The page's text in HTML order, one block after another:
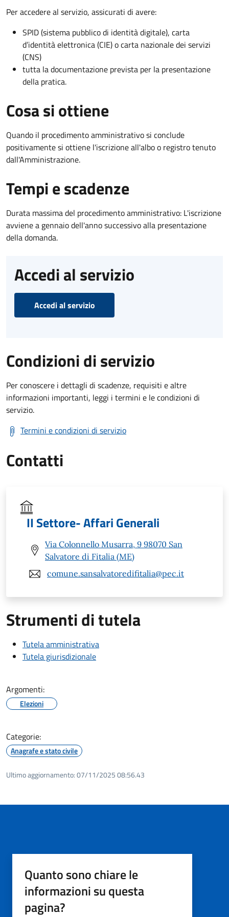
Per accedere al servizio, assicurati di avere:
SPID (sistema pubblico di identità digitale), carta
d’identità elettronica (CIE) o carta nazionale dei servizi
(CNS)
tutta la documentazione prevista per la presentazione
della pratica.
Cosa si ottiene
Quando il procedimento amministrativo si conclude
positivamente si ottiene l'iscrizione all'albo o registro tenuto
dall'Amministrazione.
Tempi e scadenze
Durata massima del procedimento amministrativo: L'iscrizione
avviene a gennaio dell'anno successivo alla presentazione
della domanda.
Accedi al servizio
Accedi al servizio
Condizioni di servizio
Per conoscere i dettagli di scadenze, requisiti e altre
informazioni importanti, leggi i termini e le condizioni di
servizio.
Termini e condizioni di servizio
Contatti
II Settore- Affari Generali
Via Colonnello Musarra, 9 98070 San
Salvatore di Fitalia (ME)
comune.sansalvatoredifitalia@pec.it
Strumenti di tutela
Tutela amministrativa
Tutela giurisdizionale
Argomenti:
Elezioni
Categorie:
Anagrafe e stato civile
Ultimo aggiornamento:07/11/2025 08:56.43
Quanto sono chiare le
informazioni su questa
pagina?